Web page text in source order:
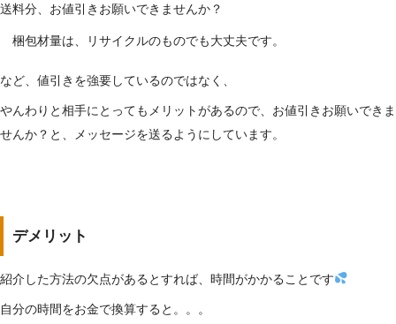
送料分、お値引きお願いできませんか？
梱包材量は、リサイクルのものでも大丈夫です。
など、値引きを強要しているのではなく、
やんわりと相手にとってもメリットがあるので、お値引きお願いできま
せんか？と、メッセージを送るようにしています。
デメリット
紹介した方法の欠点があるとすれば、時間がかかることです
自分の時間をお金で換算すると。。。